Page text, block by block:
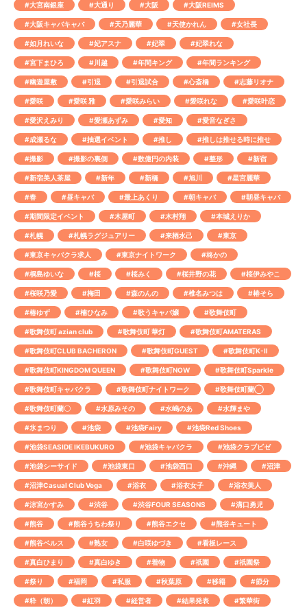
#大宮南銀座 #大通り #大阪 #大阪REIMS
#大阪キャバキャバ #天乃麗華 #天使かれん #女社長
#如月れいな #妃アスナ #妃翠 #妃翠れな
#宮下まひろ #川越 #年間キング #年間ランキング
#幽遊屋敷 #引退 #引退試合 #心斎橋 #志藤リオナ
#愛咲 #愛咲 雅 #愛咲みらい #愛咲れな #愛咲叶恋
#愛沢えみり #愛瀬あずみ #愛知 #愛音なぎさ
#成瀬るな #抽選イベント #推し #推しは推せる時に推せ
#撮影 #撮影の裏側 #数億円の内装 #整形 #新宿
#新宿美人茶屋 #新年 #新橋 #旭川 #星宮麗華
#春 #昼キャバ #最上あくり #朝キャバ #朝昼キャバ
#期間限定イベント #木屋町 #木村翔 #本城えりか
#札幌 #札幌ラグジュアリー #来栖水己 #東京
#東京キャバクラ求人 #東京ナイトワーク #柊かの
#桐島ゆいな #桜 #桜みく #桜井野の花 #桜伊みやこ
#桜咲乃愛 #梅田 #森のんの #椎名みつは #椿そら
#椿ゆず #楠ひなみ #歌うキャバ嬢 #歌舞伎町
#歌舞伎町 azian club #歌舞伎町 華灯 #歌舞伎町AMATERAS
#歌舞伎町CLUB BACHERON #歌舞伎町GUEST #歌舞伎町K-Ⅱ
#歌舞伎町KINGDOM QUEEN #歌舞伎町NOW #歌舞伎町Sparkle
#歌舞伎町キャバクラ #歌舞伎町ナイトワーク #歌舞伎町蘭◯
#歌舞伎町蘭〇 #水原みその #水嶋のあ #水輝まや
#氷まつり #池袋 #池袋Fairy #池袋Red Shoes
#池袋SEASIDE IKEBUKURO #池袋キャバクラ #池袋クラブビゼ
#池袋シーサイド #池袋東口 #池袋西口 #沖縄 #沼津
#沼津Casual Club Vega #浴衣 #浴衣女子 #浴衣美人
#涼宮かすみ #渋谷 #渋谷FOUR SEASONS #溝口勇児
#熊谷 #熊谷うちわ祭り #熊谷エクセ #熊谷キュート
#熊谷ベルス #熟女 #白咲ゆづき #看板レース
#真白ひまり #真白ゆき #着物 #祇園 #祇園祭
#祭り #福岡 #私服 #秋葉原 #移籍 #節分
#粋（朝） #紅羽 #経営者 #結果発表 #繁華街